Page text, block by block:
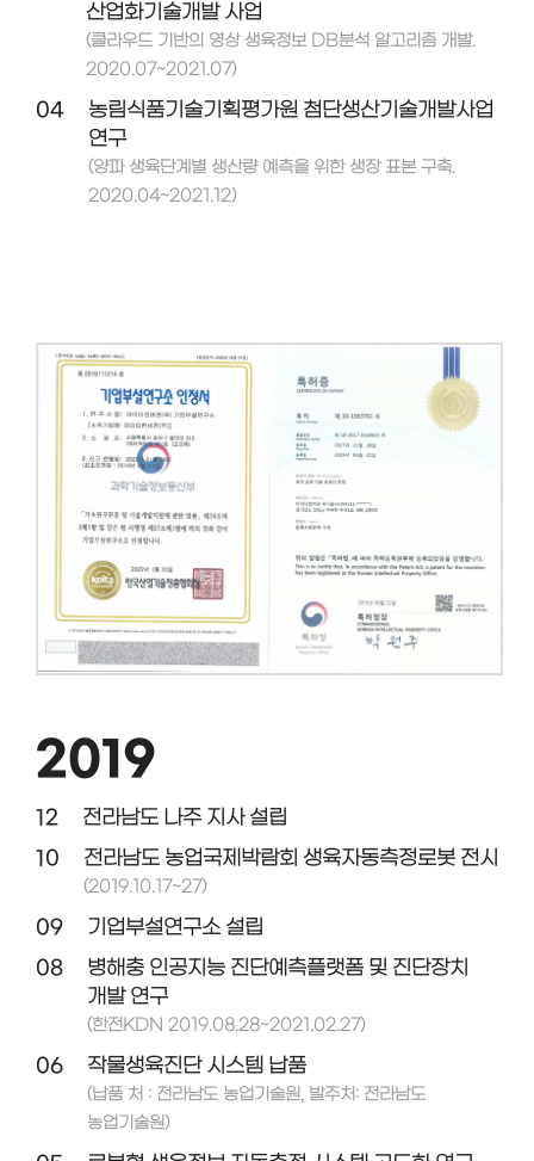
산업화기술개발 사업
(클라우드 기반의 영상 생육정보 DB분석 알고리즘 개발.
2020.07~2021.07)
04
농림식품기술기획평가원 첨단생산기술개발사업
연구
(양파 생육단계별 생산량 예측을 위한 생장 표본 구축.
2020.04~2021.12)
2019
12
전라남도 나주 지사 설립
10
전라남도 농업국제박람회 생육자동측정로봇 전시
(2019.10.17~27)
09
기업부설연구소 설립
08
병해충 인공지능 진단예측플랫폼 및 진단장치
개발 연구
(한전KDN 2019.08.28~2021.02.27)
06 작물생육진단 시스템 납품
(납품 처 : 전라남도 농업기술원, 발주처: 전라남도
농업기술원)